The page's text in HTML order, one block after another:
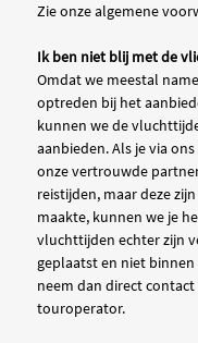
Zie onze algemene
Ik ben niet blij met de
Omdat we meestal
optreden bij het
kunnen we de
aanbieden. Als je via
onze vertrouwde
reistijden, maar deze
maakte, kunnen we je
vluchttijden echter zijn
geplaatst en niet
neem dan direct
touroperator.